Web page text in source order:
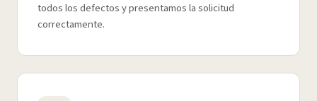
todos los defectos y presentamos la solicitud
correctamente.